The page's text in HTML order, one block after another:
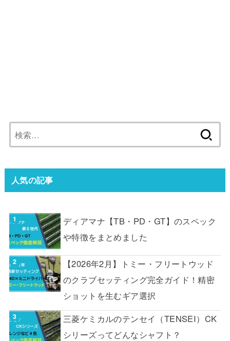
索:
人気の記事
ディアマナ【TB・PD・GT】のスペック
や特徴をまとめました
【2026年2月】トミー・フリートウッド
のクラブセッティング完全ガイド！精密
ショットを生むギア選択
三菱ケミカルのテンセイ（TENSEI）CK
シリーズってどんなシャフト？